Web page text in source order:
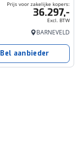
Prijs voor zakelijke kopers:
36.297,-
Excl. BTW
BARNEVELD
Bel aanbieder